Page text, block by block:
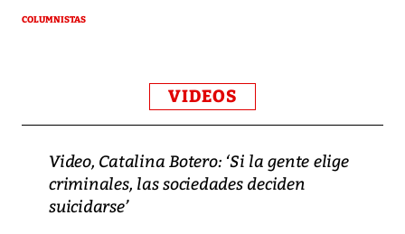
COLUMNISTAS
VIDEOS
Video, Catalina Botero: ‘Si la gente elige
criminales, las sociedades deciden
suicidarse’